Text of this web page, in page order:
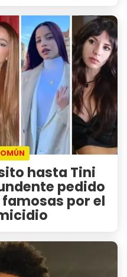
hasta Tini
pedido
por el